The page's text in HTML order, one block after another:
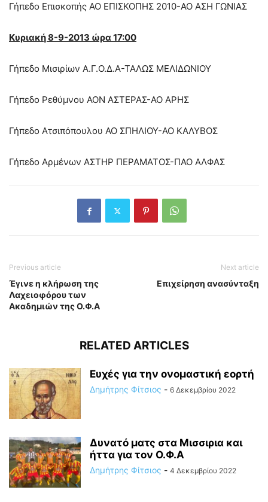
Γήπεδο Επισκοπής ΑΟ ΕΠΙΣΚΟΠΗΣ 2010-ΑΟ ΑΣΗ ΓΩΝΙΑΣ
Κυριακή 8-9-2013 ώρα 17:00
Γήπεδο Μισιρίων Α.Γ.Ο.Δ.Α-ΤΑΛΩΣ ΜΕΛΙΔΩΝΙΟΥ
Γήπεδο Ρεθύμνου ΑΟΝ ΑΣΤΕΡΑΣ-ΑΟ ΑΡΗΣ
Γήπεδο Ατσιπόπουλου ΑΟ ΣΠΗΛΙΟΥ-ΑΟ ΚΑΛΥΒΟΣ
Γήπεδο Αρμένων ΑΣΤΗΡ ΠΕΡΑΜΑΤΟΣ-ΠΑΟ ΑΛΦΑΣ
Previous article
Έγινε η κλήρωση της
Λαχειοφόρου των
Ακαδημιών της Ο.Φ.Α
Next article
Επιχείρηση ανασύνταξη
RELATED ARTICLES
Ευχές για την ονομαστική εορτή
Δημήτρης Φίτσιος - 6 Δεκεμβρίου 2022
Δυνατό ματς στα Μισσιρια και
ήττα για τον Ο.Φ.Α
Δημήτρης Φίτσιος - 4 Δεκεμβρίου 2022